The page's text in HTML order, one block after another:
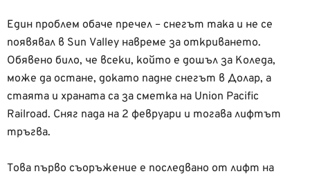
Един проблем обаче пречел – снегът така и не се
появявал в Sun Valley навреме за откриването.
Обявено било, че всеки, който е дошъл за Коледа,
може да остане, докато падне снегът в Долар, а
стаята и храната са за сметка на Union Pacific
Railroad. Сняг пада на 2 февруари и тогава лифтът
тръгва.
Това първо съоръжение е последвано от лифт на